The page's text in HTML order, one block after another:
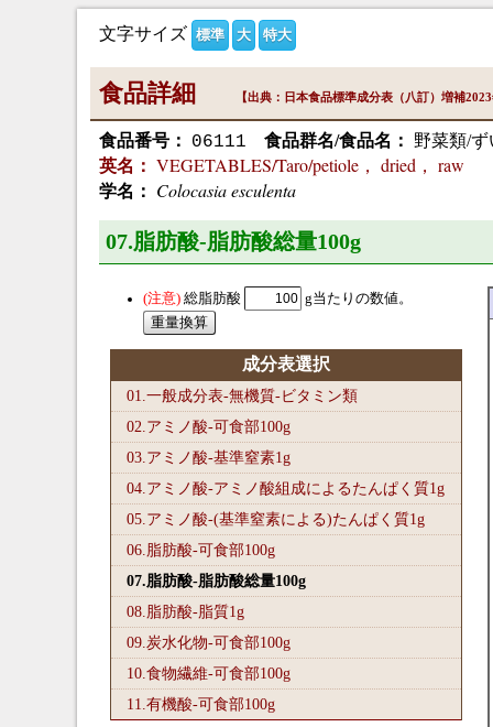
文字サイズ 標準 大 特大
食品詳細 【出典：日本食品標準成分表（八訂）増補
食品番号： 06111 食品群名/食品名：
野菜類/
英名： VEGETABLES/Taro/petiole， dried， raw
学名： Colocasia esculenta
07.脂肪酸-脂肪酸総量100g
総脂肪酸 g当たりの数値。
成分表選択
01.一般成分表-無機質-ビタミン類
02.アミノ酸-可食部100g
03.アミノ酸-基準窒素1g
04.アミノ酸-アミノ酸組成によるたんぱく質1g
05.アミノ酸-(基準窒素による)たんぱく質1g
06.脂肪酸-可食部100g
07.脂肪酸-脂肪酸総量100g
08.脂肪酸-脂質1g
09.炭水化物-可食部100g
10.食物繊維-可食部100g
11.有機酸-可食部100g